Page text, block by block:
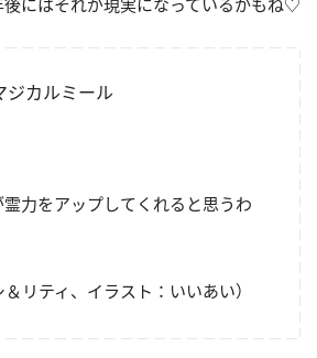
ジカルミール
力をアップしてくれると思うわ
＆リティ、イラスト：いいあい）